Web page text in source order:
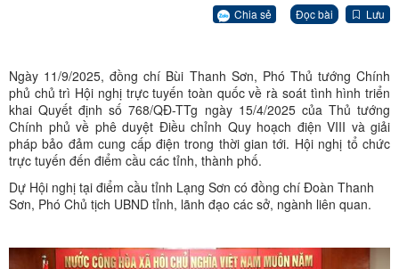
Chia sẻ Đọc bài Lưu
Ngày 11/9/2025, đồng chí Bùi Thanh Sơn, Phó Thủ tướng Chính
phủ chủ trì Hội nghị trực tuyến toàn quốc về rà soát tình hình triển
khai Quyết định số 768/QĐ-TTg ngày 15/4/2025 của Thủ tướng
Chính phủ về phê duyệt Điều chỉnh Quy hoạch điện VIII và giải
pháp bảo đảm cung cấp điện trong thời gian tới. Hội nghị tổ chức
trực tuyến đến điểm cầu các tỉnh, thành phố.
Dự Hội nghị tại điểm cầu tỉnh Lạng Sơn có đồng chí Đoàn Thanh
Sơn, Phó Chủ tịch UBND tỉnh, lãnh đạo các sở, ngành liên quan.